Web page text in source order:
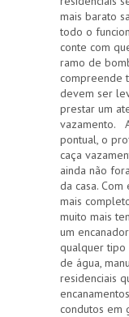
mais barato
todo o
conte com
ramo de
compreende
devem ser
prestar um
vazamento.
pontual, o
caça
ainda não
da casa.
mais
muito mais
um
qualquer
de água,
residenciais
condutos em